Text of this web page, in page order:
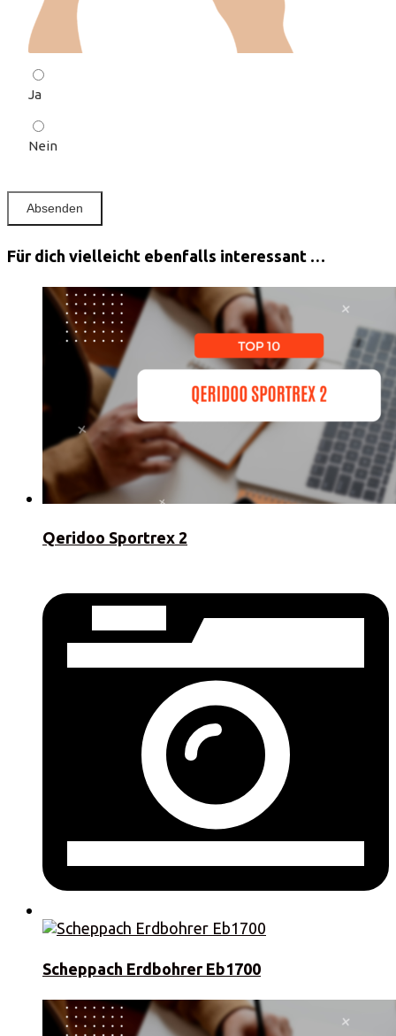
Ja
Nein
Für dich vielleicht ebenfalls interessant …
Qeridoo Sportrex 2
Scheppach Erdbohrer Eb1700